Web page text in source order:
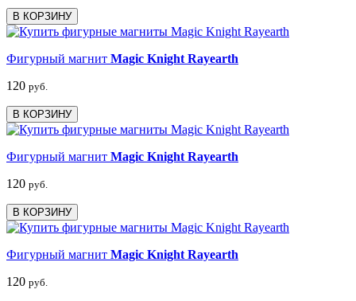
В КОРЗИНУ
Фигурный магнит Magic Knight Rayearth
120 руб.
В КОРЗИНУ
Фигурный магнит Magic Knight Rayearth
120 руб.
В КОРЗИНУ
Фигурный магнит Magic Knight Rayearth
120 руб.